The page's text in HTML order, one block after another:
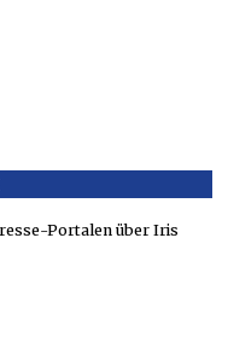
Portalen über Iris